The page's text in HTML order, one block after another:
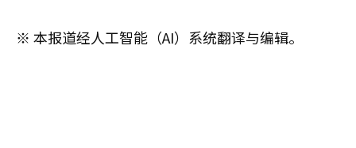
※ 本报道经人工智能（AI）系统翻译与编辑。